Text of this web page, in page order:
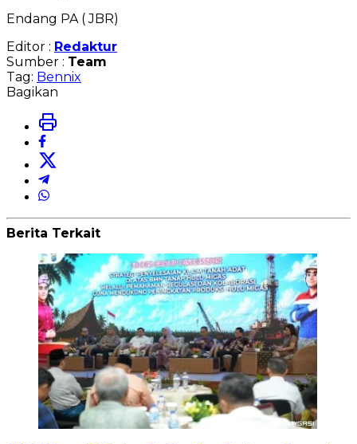
Endang PA ( JBR)
Editor : Redaktur
Sumber : Team
Tag: Bennix
Bagikan
Berita Terkait